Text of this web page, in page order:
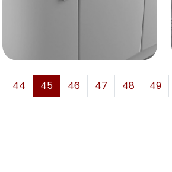
44 45 46 47 48 49